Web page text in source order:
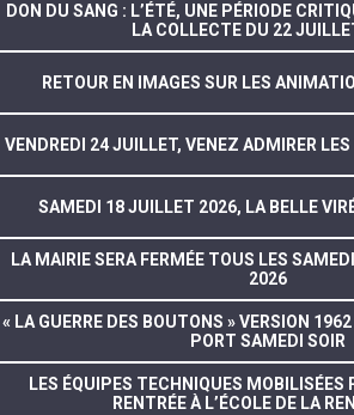
DON DU SANG : L’ÉTÉ, UNE PÉRIODE
LA COLLECTE DU 22
RETOUR EN IMAGES SUR LES
VENDREDI 24 JUILLET, VENEZ ADMIRER
SAMEDI 18 JUILLET 2026, LA BELLE
LA MAIRIE SERA FERMÉE TOUS LES
2026
« LA GUERRE DES BOUTONS » VERSION
PORT SAMEDI SOIR
LES ÉQUIPES TECHNIQUES MOBILISÉES
RENTRÉE À L’ÉCOLE DE LA